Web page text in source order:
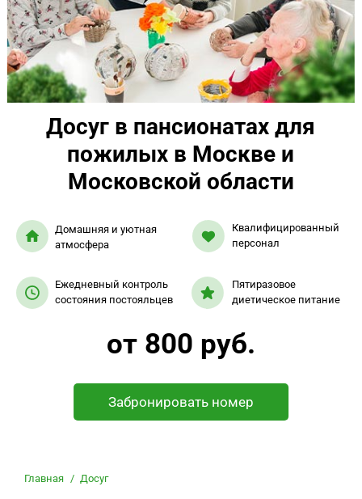
от 800 руб.
Досуг в пансионатах для
пожилых в Москве и
Московской области
Домашняя и уютная
атмосфера
Ежедневный контроль
состояния постояльцев
Квалифицированный
персонал
Пятиразовое
диетическое питание
Забронировать номер
Вы здесь:
Главная Досуг